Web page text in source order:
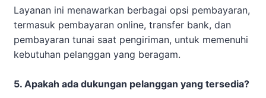
Layanan ini menawarkan berbagai opsi pembayaran,
termasuk pembayaran online, transfer bank, dan
pembayaran tunai saat pengiriman, untuk memenuhi
kebutuhan pelanggan yang beragam.
5. Apakah ada dukungan pelanggan yang tersedia?